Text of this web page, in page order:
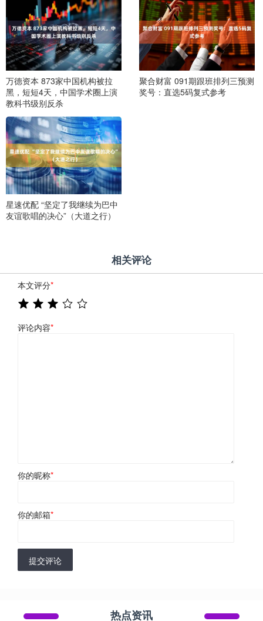
万德资本 873家中国机构被拉
黑，短短4天，中国学术圈上演
教科书级别反杀
聚合财富 091期跟班排列三预测
奖号：直选5码复式参考
星速优配 “坚定了我继续为巴中
友谊歌唱的决心”（大道之行）
相关评论
本文评分*
评论内容*
你的昵称*
你的邮箱*
提交评论
热点资讯